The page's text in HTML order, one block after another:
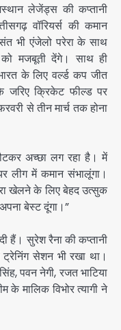
लेजेंड्स की कप्तानी
वॉरियर्स की कमान
भी एंजेलो परेरा के साथ
मजबूती देंगे। साथ ही
के लिए वर्ल्ड कप जीत
क्रिकेट फील्ड पर
से तीन मार्च तक होना
अच्छा लग रहा है। में
लीग में कमान संभालूंगा।
खेलने के लिए बेहद उत्सुक
बेस्ट दूंगा।”
हैं। सुरेश रैना की कप्तानी
ट्रेनिंग सेशन भी रखा था।
पवन नेगी, रजत भाटिया
मालिक विभोर त्यागी ने